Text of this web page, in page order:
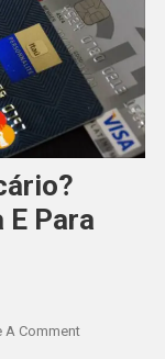
E Para
A CommentOn